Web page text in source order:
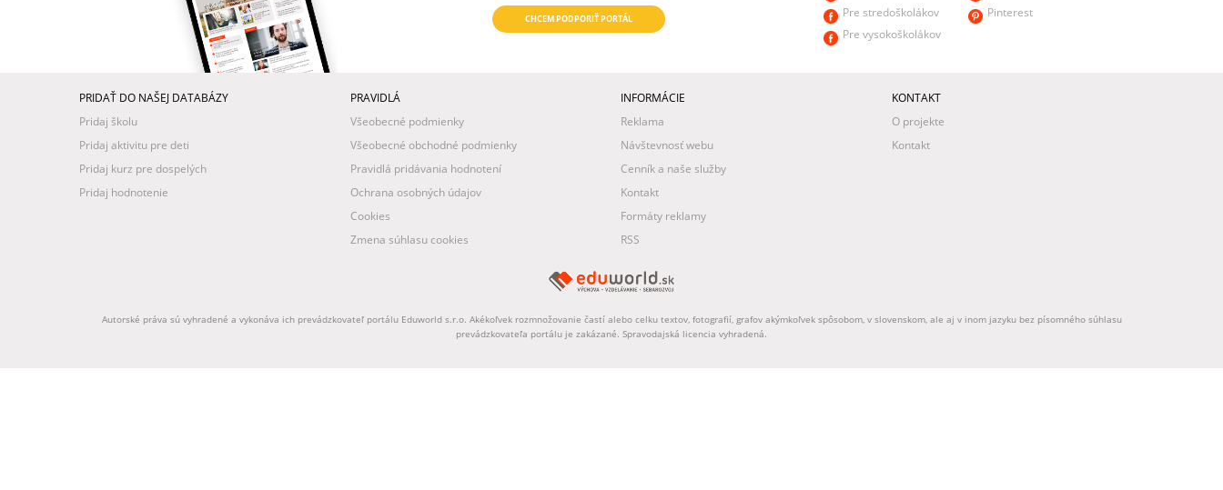
CHCEM PODPORIŤ PORTÁL
Pre stredoškolákov
Pre vysokoškolákov
Pinterest
PRIDAŤ DO NAŠEJ DATABÁZY
Pridaj školu
Pridaj aktivitu pre deti
Pridaj kurz pre dospelých
Pridaj hodnotenie
PRAVIDLÁ
Všeobecné podmienky
Všeobecné obchodné podmienky
Pravidlá pridávania hodnotení
Ochrana osobných údajov
Cookies
Zmena súhlasu cookies
INFORMÁCIE
Reklama
Návštevnosť webu
Cenník a naše služby
Kontakt
Formáty reklamy
RSS
KONTAKT
O projekte
Kontakt
Autorské práva sú vyhradené a vykonáva ich prevádzkovateľ portálu Eduworld s.r.o. Akékoľvek rozmnožovanie častí alebo celku textov, fotografií, grafov akýmkoľvek spôsobom, v slovenskom, ale aj v inom jazyku bez písomného súhlasu
prevádzkovateľa portálu je zakázané. Spravodajská licencia vyhradená.